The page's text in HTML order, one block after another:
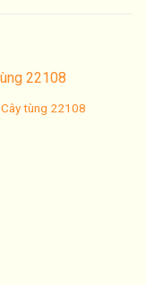
Cây tùng 22108